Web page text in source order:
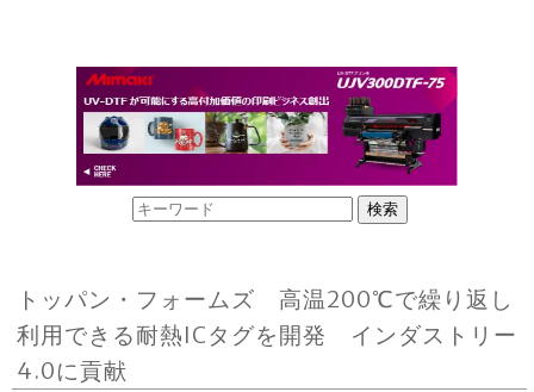
トッパン・フォームズ 高温200℃で繰り返し
利用できる耐熱ICタグを開発 インダストリー
4.0に貢献